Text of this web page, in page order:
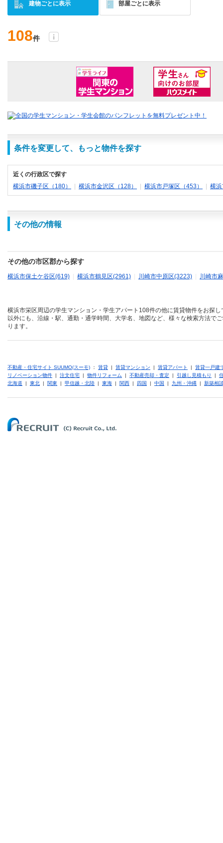
建物ごとに表示 部屋ごとに表示
108件
条件を変更して、もっと物件を探す
近くの行政区で探す
横浜市磯子区（180）
横浜市金沢区（128） 横浜市戸塚区（453） 横
その他の情報
その他の市区郡から探す
横浜市保土ケ谷区(619) 横浜市鶴見区(2961) 川崎市中原区(3223) 川崎市
横浜市栄区周辺の学生マンション・学生アパート108件の他に賃貸物件をお探
以外にも、沿線・駅、通勤・通学時間、大学名、地図など、様々な検索方法
ります。
不動産・住宅サイト SUUMO(スーモ) ： 賃貸 | 賃貸マンション | 賃貸アパート | 賃貸一戸建
リノベーション物件 | 注文住宅 | 物件リフォーム | 不動産売却・査定 | 引越し見積もり |
北海道 | 東北 | 関東 | 甲信越・北陸 | 東海 | 関西 | 四国 | 中国 | 九州・沖縄 | 新築相